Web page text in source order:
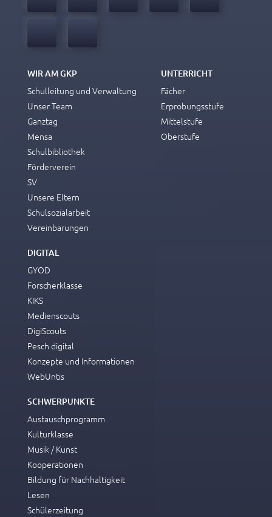
WIR AM GKP
Schulleitung und Verwaltung
Unser Team
Ganztag
Mensa
Schulbibliothek
Förderverein
SV
Unsere Eltern
Schulsozialarbeit
Vereinbarungen
UNTERRICHT
Fächer
Erprobungsstufe
Mittelstufe
Oberstufe
DIGITAL
GYOD
Forscherklasse
KIKS
Medienscouts
DigiScouts
Pesch digital
Konzepte und Informationen
WebUntis
SCHWERPUNKTE
Austauschprogramm
Kulturklasse
Musik / Kunst
Kooperationen
Bildung für Nachhaltigkeit
Lesen
Schülerzeitung